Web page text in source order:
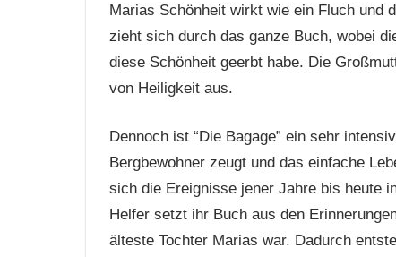
Marias Schönheit wirkt wie ein Fluch und
zieht sich durch das ganze Buch, wobei
diese Schönheit geerbt habe. Die
von Heiligkeit aus.
Dennoch ist “Die Bagage” ein sehr
Bergbewohner zeugt und das einfache
sich die Ereignisse jener Jahre bis heute
Helfer setzt ihr Buch aus den
älteste Tochter Marias war. Dadurch